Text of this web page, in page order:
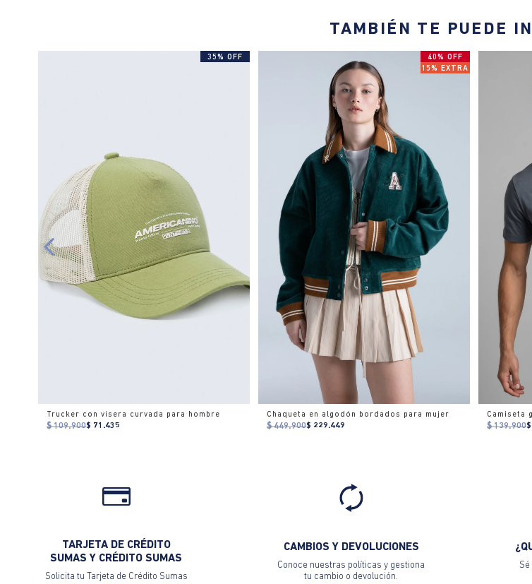
TAMBIÉN TE PUEDE
35% OFF
Trucker con visera curvada para hombre
$ 109.900$ 71.435
40% OFF
15% EXTRA
Chaqueta en algodón bordados para mujer
$ 449.900$ 229.449 $ 139.900
TARJETA DE CRÉDITO
SUMAS Y CRÉDITO SUMAS
Solicita tu Tarjeta de Crédito Sumas
CAMBIOS Y DEVOLUCIONES
Conoce nuestras políticas y gestiona
tu cambio o devolución.
Sé